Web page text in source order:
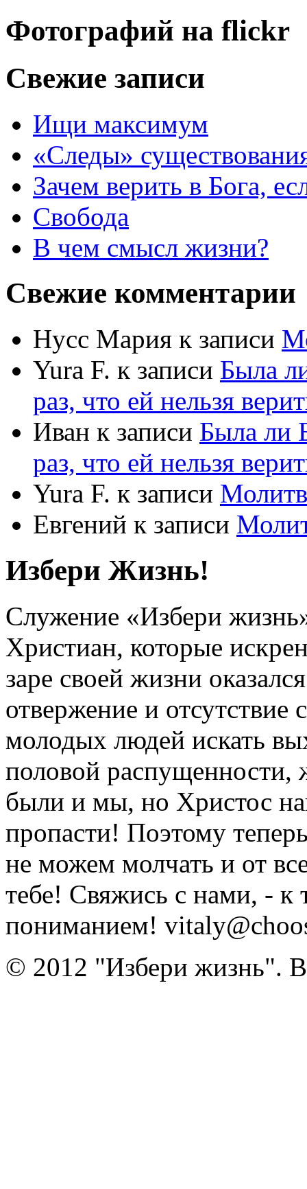
Фотографий на flickr
Свежие записи
Ищи максимум
«Следы»
Зачем верить в Бога,
Свобода
В чем смысл жизни?
Свежие комментарии
Нусс Мария к записи
Yura F. к записи Была
раз, что ей нельзя
Иван к записи Была ли
раз, что ей нельзя
Yura F. к записи
Евгений к записи
Избери Жизнь!
Служение «Избери
Христиан, которые
заре своей жизни
отвержение и
молодых людей искать
половой распущенности,
были и мы, но Христос
пропасти! Поэтому
не можем молчать и от
тебе! Свяжись с нами, - к
пониманием!
© 2012 "Избери жизнь".